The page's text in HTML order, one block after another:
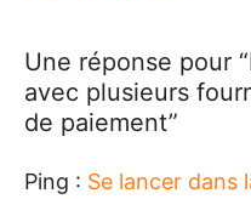
Une réponse pour
avec plusieurs
de paiement”
Ping : Se lancer dans